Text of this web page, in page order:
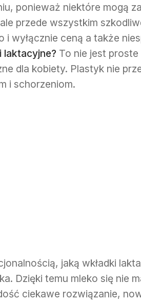
ponieważ niektóre mogą
przede wszystkim
i wyłącznie ceną a także
laktacyjne? To nie jest
dla kobiety. Plastyk nie
i schorzeniom.
jaką wkładki
Dzięki temu mleko się nie
ciekawe rozwiązanie,